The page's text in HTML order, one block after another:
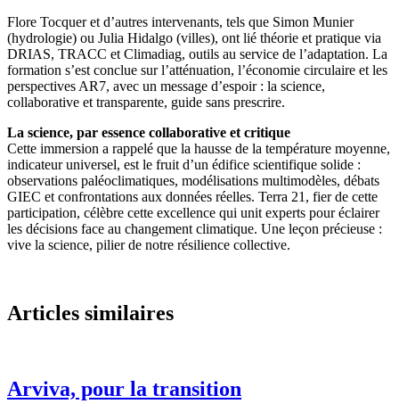
Flore Tocquer et d’autres intervenants, tels que Simon Munier
(hydrologie) ou Julia Hidalgo (villes), ont lié théorie et pratique via
DRIAS, TRACC et Climadiag, outils au service de l’adaptation. La
formation s’est conclue sur l’atténuation, l’économie circulaire et les
perspectives AR7, avec un message d’espoir : la science,
collaborative et transparente, guide sans prescrire.
La science, par essence collaborative et critique
Cette immersion a rappelé que la hausse de la température moyenne,
indicateur universel, est le fruit d’un édifice scientifique solide :
observations paléoclimatiques, modélisations multimodèles, débats
GIEC et confrontations aux données réelles. Terra 21, fier de cette
participation, célèbre cette excellence qui unit experts pour éclairer
les décisions face au changement climatique. Une leçon précieuse :
vive la science, pilier de notre résilience collective.
Articles similaires
Arviva, pour la transition